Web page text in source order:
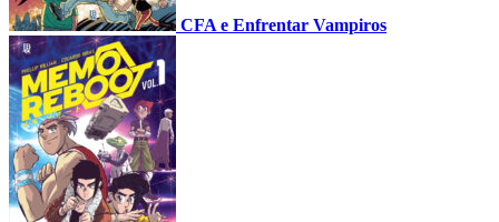
CFA e Enfrentar Vampiros